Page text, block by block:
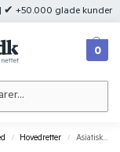
✔ +50.000 glade kunder
0
/ Hovedretter / Asiatiske peanutbutter nudler med gochujang – Klar på under 20 minutter